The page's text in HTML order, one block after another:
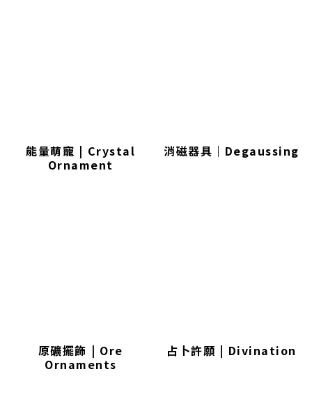
能量萌寵 | Crystal
Ornament
消磁器具｜Degaussing
原礦擺飾 | Ore
Ornaments
占卜許願 | Divination